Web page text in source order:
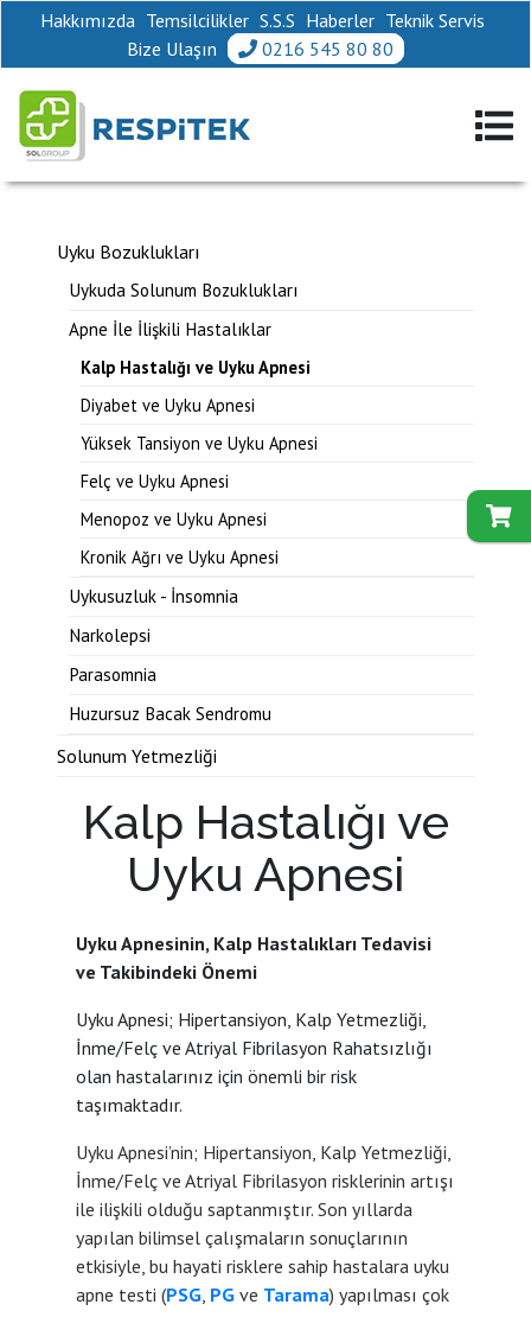
Hakkımızda Temsilcilikler S.S.S Haberler Teknik Servis
Bize Ulaşın
0216 545 80 80
Uyku Bozuklukları
Uykuda Solunum Bozuklukları
Apne İle İlişkili Hastalıklar
Kalp Hastalığı ve Uyku Apnesi
Diyabet ve Uyku Apnesi
Yüksek Tansiyon ve Uyku Apnesi
Felç ve Uyku Apnesi
Menopoz ve Uyku Apnesi
Kronik Ağrı ve Uyku Apnesi
Uykusuzluk - İnsomnia
Narkolepsi
Parasomnia
Huzursuz Bacak Sendromu
Solunum Yetmezliği
Kalp Hastalığı ve
Uyku Apnesi
Uyku Apnesinin, Kalp Hastalıkları Tedavisi
ve Takibindeki Önemi
Uyku Apnesi; Hipertansiyon, Kalp Yetmezliği,
İnme/Felç ve Atriyal Fibrilasyon Rahatsızlığı
olan hastalarınız için önemli bir risk
taşımaktadır.
Uyku Apnesi’nin; Hipertansiyon, Kalp Yetmezliği,
İnme/Felç ve Atriyal Fibrilasyon risklerinin artışı
ile ilişkili olduğu saptanmıştır. Son yıllarda
yapılan bilimsel çalışmaların sonuçlarının
etkisiyle, bu hayati risklere sahip hastalara uyku
apne testi (PSG, PG ve Tarama) yapılması çok